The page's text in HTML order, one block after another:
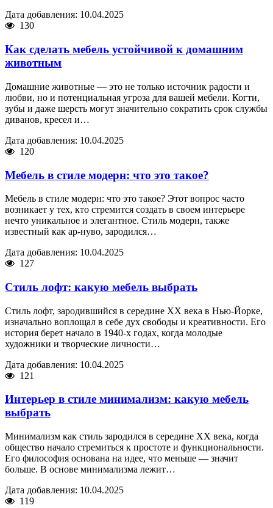
Дата добавления: 10.04.2025
130
Как сделать мебель устойчивой к домашним
животным
Домашние животные — это не только источник радости и
любви, но и потенциальная угроза для вашей мебели. Когти,
зубы и даже шерсть могут значительно сократить срок службы
диванов, кресел и…
Дата добавления: 10.04.2025
120
Мебель в стиле модерн: что это такое?
Мебель в стиле модерн: что это такое? Этот вопрос часто
возникает у тех, кто стремится создать в своем интерьере
нечто уникальное и элегантное. Стиль модерн, также
известный как ар-нуво, зародился…
Дата добавления: 10.04.2025
127
Стиль лофт: какую мебель выбрать
Стиль лофт, зародившийся в середине XX века в Нью-Йорке,
изначально воплощал в себе дух свободы и креативности. Его
история берет начало в 1940-х годах, когда молодые
художники и творческие личности…
Дата добавления: 10.04.2025
121
Интерьер в стиле минимализм: какую мебель
выбрать
Минимализм как стиль зародился в середине XX века, когда
общество начало стремиться к простоте и функциональности.
Его философия основана на идее, что меньше — значит
больше. В основе минимализма лежит…
Дата добавления: 10.04.2025
119